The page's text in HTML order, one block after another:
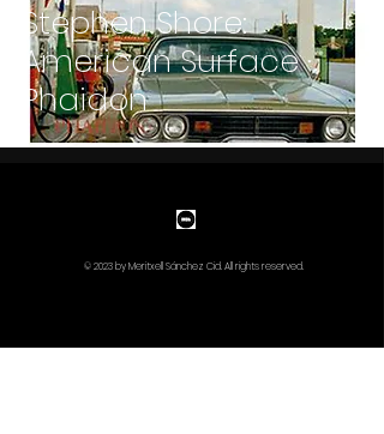
Stephen Shore:
American Surface ·
Phaidon
© 2023 by Meritxell Sánchez Cid. All rights reserved.